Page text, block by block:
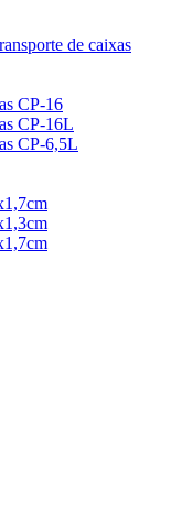
de caixas
CP-16
CP-16L
CP-6,5L